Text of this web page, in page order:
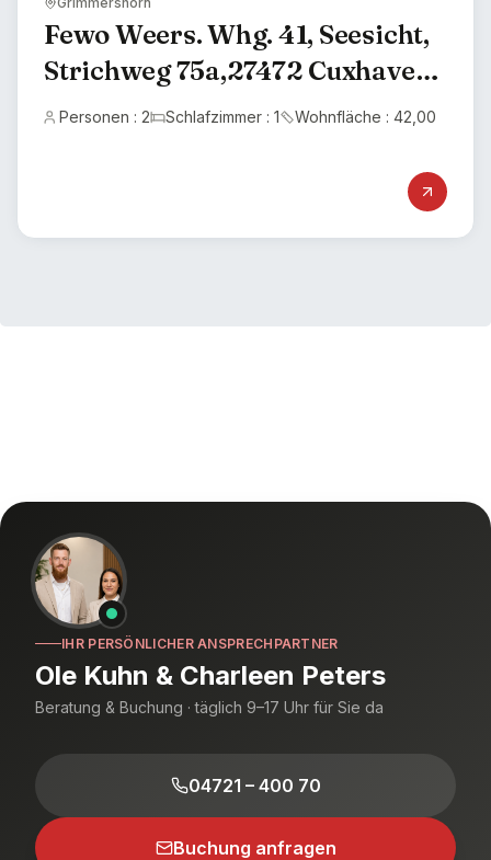
Fewo Weers. Whg. 41, Seesicht,
Strichweg 75a,27472 Cuxhaven,
Grimmershörn
Personen : 2 Schlafzimmer : 1 Wohnfläche : 42,00
IHR PERSÖNLICHER ANSPRECHPARTNER
Ole Kuhn & Charleen Peters
Beratung & Buchung · täglich 9–17 Uhr für Sie da
04721 – 400 70
Buchung anfragen